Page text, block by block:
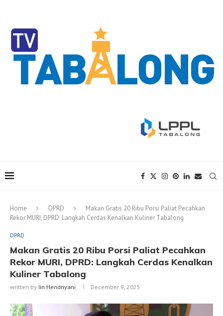
Home DPRD
Makan Gratis 20 Ribu Porsi Paliat Pecahkan
Rekor MURI, DPRD: Langkah Cerdas Kenalkan Kuliner Tabalong
DPRD
Makan Gratis 20 Ribu Porsi Paliat Pecahkan
Rekor MURI, DPRD: Langkah Cerdas Kenalkan
Kuliner Tabalong
written by Iin Hendriyani December 9, 2025